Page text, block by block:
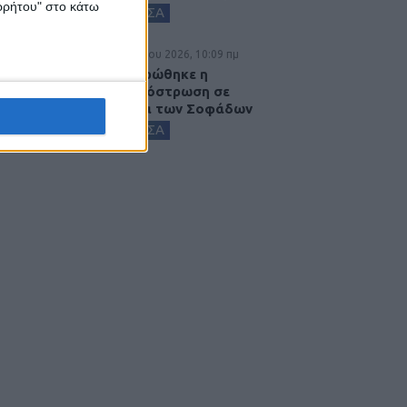
στο κάτωΚΑΡΔΙΤΣΑ
6 Αυγούστου 2026, 10:09 πμ
Ολοκληρώθηκε η
ασφαλτόστρωση σε
τμήματα των Σοφάδων
ΚΑΡΔΙΤΣΑ